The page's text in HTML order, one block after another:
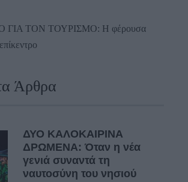
ΓΙΑ ΤΟΝ ΤΟΥΡΙΣΜΟ: Η φέρουσα
Άρθρα
ΔΥΟ ΚΑΛΟΚΑΙΡΙΝΑ
ΔΡΩΜΕΝΑ: Όταν η νέα
γενιά συναντά τη
ναυτοσύνη του νησιού